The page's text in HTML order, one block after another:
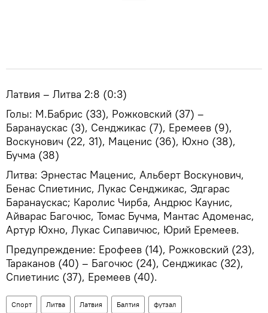
Латвия – Литва 2:8 (0:3)
Голы: М.Бабрис (33), Рожковский (37) –
Баранаускас (3), Сенджикас (7), Еремеев (9),
Воскунович (22, 31), Маценис (36), Юхно (38),
Бучма (38)
Литва: Эрнестас Маценис, Альберт Воскунович,
Бенас Спиетинис, Лукас Сенджикас, Эдгарас
Баранаускас; Каролис Чирба, Андрюс Каунис,
Айварас Багочюс, Томас Бучма, Мантас Адоменас,
Артур Юхно, Лукас Сипавичюс, Юрий Еремеев.
Предупреждение: Ерофеев (14), Рожковский (23),
Тараканов (40) – Багочюс (24), Сенджикас (32),
Спиетинис (37), Еремеев (40).
Спорт Литва Латвия Балтия футзал